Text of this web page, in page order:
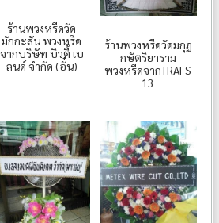
ร้านพวงหรีดวัด
มักกะสัน พวงหรีด
จากบริษัท บิวตี้ เบ
ลนด์ จำกัด (อั๋น)
ร้านพวงหรีดวัดมกุฏ
กษัตริยาราม
พวงหรีดจากTRAFS
13